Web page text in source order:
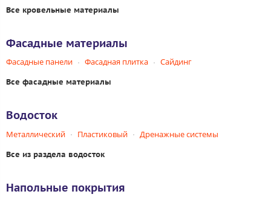
Все кровельные материалы
Фасадные материалы
Фасадные панели Фасадная плитка Сайдинг
Все фасадные материалы
Водосток
Металлический Пластиковый Дренажные системы
Все из раздела водосток
Напольные покрытия